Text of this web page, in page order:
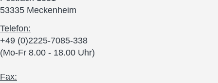
53335 Meckenheim
Telefon:
+49 (0)2225-7085-338
(Mo-Fr 8.00 - 18.00 Uhr)
Fax: